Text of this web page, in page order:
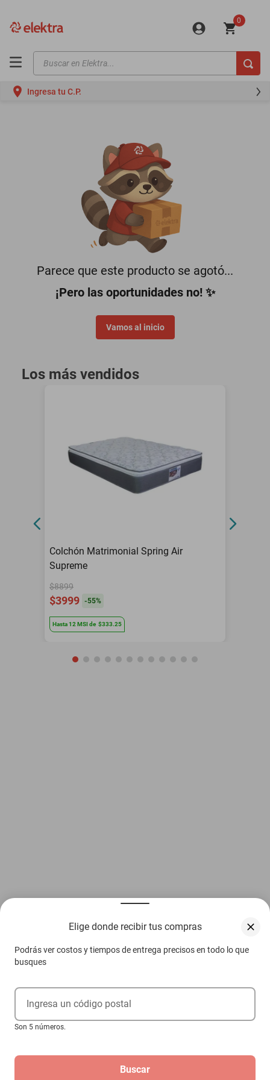
0
Buscar en Elektra...
Elige donde recibir tus compras
Podrás ver costos y tiempos de entrega precisos en todo lo que
busques
Ingresa un código postal
Son 5 números.
Buscar
Ingresa tu C.P.
Parece que este producto se agotó...
¡Pero las oportunidades no! ✨
Vamos al inicio
Los más vendidos
Colchón Matrimonial Spring Air
Supreme
$8899
$3999 -55%
Hasta12 MSIde $333.25
motos
motoneta
oppo